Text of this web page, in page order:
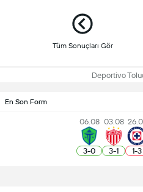
Tüm Sonuçları Gör
Deportivo
En Son Form
06.08
3-0
03.08
3-1 1-3